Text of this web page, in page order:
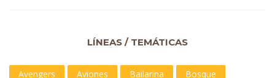
LÍNEAS / TEMÁTICAS
Avengers Aviones Bailarina
Bosque